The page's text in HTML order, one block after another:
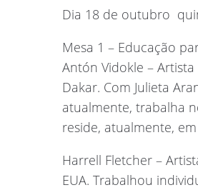
Dia 18 de outubro 
Mesa 1 – Educação
Antón Vidokle –
Dakar. Com Julieta
atualmente, trabalha
reside, atualmente,
Harrell Fletcher –
EUA. Trabalhou